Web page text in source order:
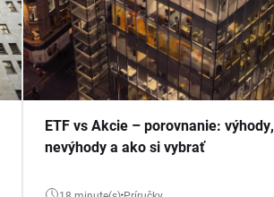
ETF vs Akcie – porovnanie: výhody,
nevýhody a ako si vybrať